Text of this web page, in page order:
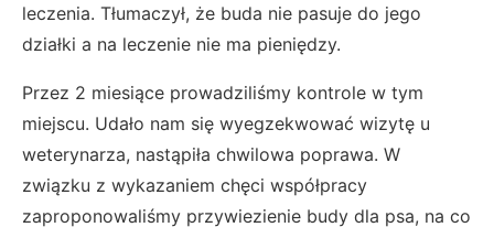
leczenia. Tłumaczył, że buda nie pasuje do jego
działki a na leczenie nie ma pieniędzy.
Przez 2 miesiące prowadziliśmy kontrole w tym
miejscu. Udało nam się wyegzekwować wizytę u
weterynarza, nastąpiła chwilowa poprawa. W
związku z wykazaniem chęci współpracy
zaproponowaliśmy przywiezienie budy dla psa, na co